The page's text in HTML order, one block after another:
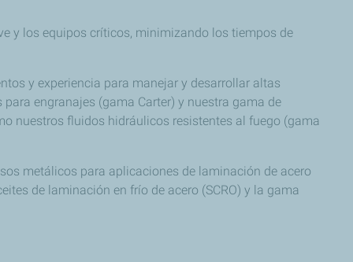
y los equipos críticos, minimizando los tiempos de
y experiencia para manejar y desarrollar altas
engranajes (gama Carter) y nuestra gama de
nuestros fluidos hidráulicos resistentes al fuego (gama
metálicos para aplicaciones de laminación de acero
de laminación en frío de acero (SCRO) y la gama